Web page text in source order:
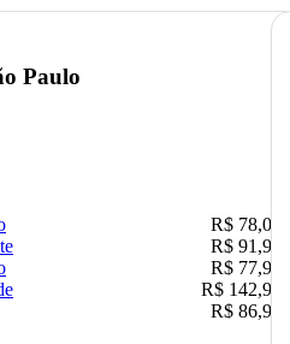
Paulo
R$ 78,02
R$ 91,90
R$ 77,90
R$ 142,90
R$ 86,90